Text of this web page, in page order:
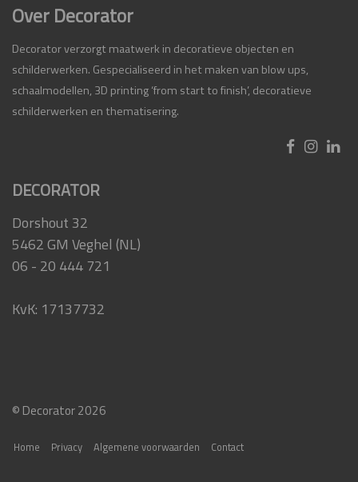
Over Decorator
Decorator verzorgt maatwerk in decoratieve objecten en
schilderwerken. Gespecialiseerd in het maken van blow ups,
schaalmodellen, 3D printing ‘from start to finish’, decoratieve
schilderwerken en thematisering.
DECORATOR
Dorshout 32
5462 GM Veghel (NL)
06 - 20 444 721
KvK: 17137732
© Decorator 2026
Home Privacy Algemene voorwaarden Contact